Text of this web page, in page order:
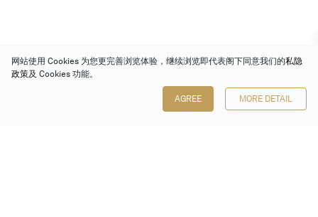
网站使用 Cookies 为您更完善浏览体验，继续浏览即代表阁下同意我们的私隐
政策及 Cookies 功能。
AGREE MORE DETAIL